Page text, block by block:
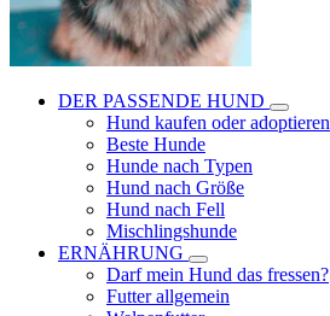
DER PASSENDE HUND
Hund kaufen oder adoptieren
Beste Hunde
Hunde nach Typen
Hund nach Größe
Hund nach Fell
Mischlingshunde
ERNÄHRUNG
Darf mein Hund das fressen?
Futter allgemein